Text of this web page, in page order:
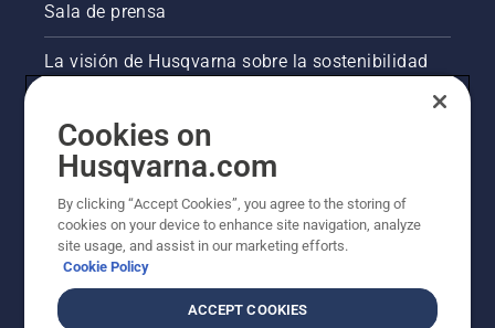
Sala de prensa
La visión de Husqvarna sobre la sostenibilidad
Otros sitios de Husqvarna
Cookies on
Husqvarna.com
By clicking “Accept Cookies”, you agree to the storing of
cookies on your device to enhance site navigation, analyze
site usage, and assist in our marketing efforts.
Cookie Policy
ACCEPT COOKIES